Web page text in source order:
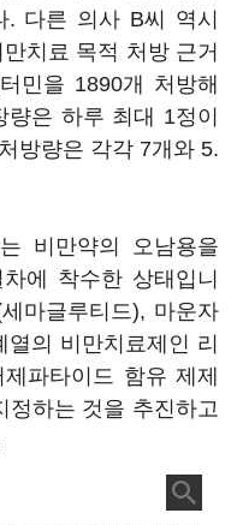
. 다른 의사 B씨 역시
치료 목적 처방 근거
민을 1890개 처방해
은 하루 최대 1정이
방량은 각각 7개와 5.
비만약의 오남용을
에 착수한 상태입니
마글루티드), 마운자
의 비만치료제인 리
파타이드 함유 제제
정하는 것을 추진하고